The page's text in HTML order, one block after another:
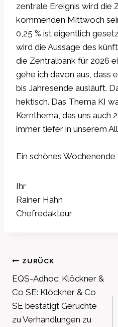
zentrale Ereignis wird die
kommenden Mittwoch
0,25 % ist eigentlich
wird die Aussage des
die Zentralbank für 2026
gehe ich davon aus, dass
bis Jahresende ausläuft.
hektisch. Das Thema KI
Kernthema, das uns auch
immer tiefer in unserem
Ein schönes Wochenende
Ihr
Rainer Hahn
Chefredakteur
ZURÜCK
EQS-Adhoc: Klöckner &
Co SE: Klöckner & Co
SE bestätigt Gerüchte
zu Verhandlungen zu